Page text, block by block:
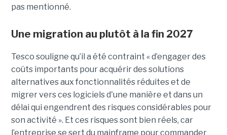
pas mentionné.
Une migration au plutôt à la fin 2027
Tesco souligne qu’il a été contraint « d’engager des
coûts importants pour acquérir des solutions
alternatives aux fonctionnalités réduites et de
migrer vers ces logiciels d'une manière et dans un
délai qui engendrent des risques considérables pour
son activité ». Et ces risques sont bien réels, car
l’entreprise se sert du mainframe pour commander